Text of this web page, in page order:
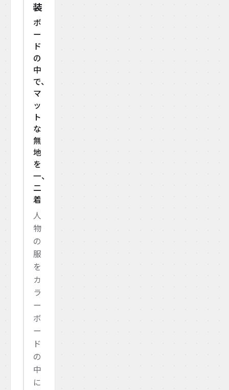
装
ボ
ー
ド
の
中
で、
マ
ッ
ト
な
無
地
を
一、
二
着
人
物
の
服
を
カ
ラ
ー
ボ
ー
ド
の
中
に